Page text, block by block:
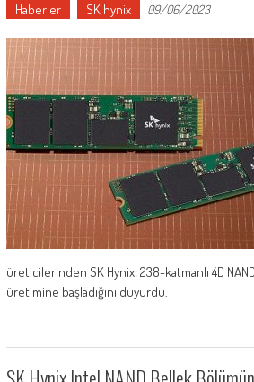
Haberler SK hynix 09/06/2023
üreticilerinden SK Hynix; 238-katmanlı 4D
üretimine başladığını duyurdu.